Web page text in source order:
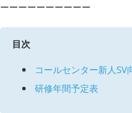
ーーーーーーーーーー
目次
コールセンター新人SV
研修年間予定表